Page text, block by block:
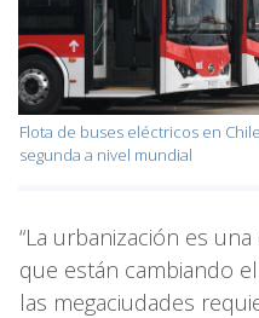
Flota de buses eléctricos en
segunda a nivel mundial
“La urbanización es
que están cambiando
las megaciudades